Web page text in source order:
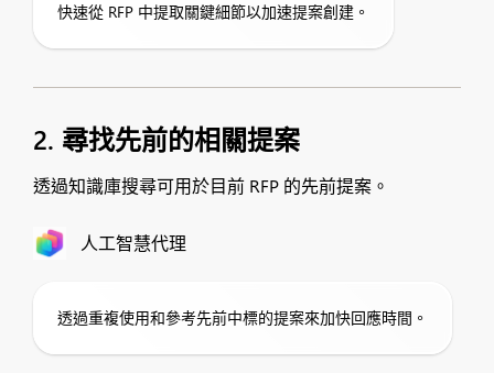
快速從 RFP 中提取關鍵細節以加速提案創建。
2. 尋找先前的相關提案
透過知識庫搜尋可用於目前 RFP 的先前提案。
人工智慧代理
透過重複使用和參考先前中標的提案來加快回應時間。